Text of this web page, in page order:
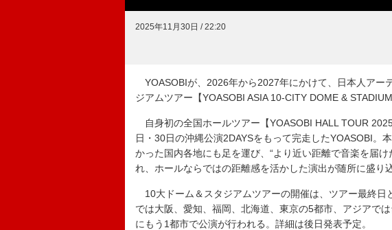
2025年11月30日 / 22:20
YOASOBIが、2026年から2027年にかけて、日本人アー
ジアムツアー【YOASOBI ASIA 10-CITY DOME &
自身初の全国ホールツアー【YOASOBI HALL TOUR
日・30日の沖縄公演2DAYSをもって完走したYOASOBI。
かった国内各地にも足を運び、“より近い距離で音楽を届
れ、ホールならではの距離感を活かした演出が随所に盛り
10大ドーム＆スタジアムツアーの開催は、ツアー最終日
では大阪、愛知、福岡、北海道、東京の5都市、アジアで
にもう1都市で公演が行われる。詳細は後日発表予定。